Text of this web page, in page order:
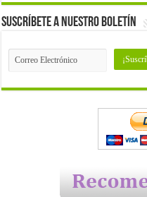
Suscríbete a nuestro Boletín